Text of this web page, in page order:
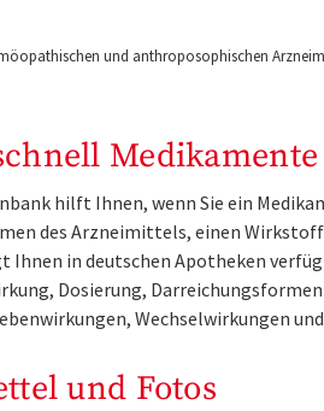
und anthroposophischen
hilft Ihnen, wenn Sie ein
des Arzneimittels, einen
Ihnen in deutschen Apotheken
Dosierung,
Wechselwirkungen
und Fotos